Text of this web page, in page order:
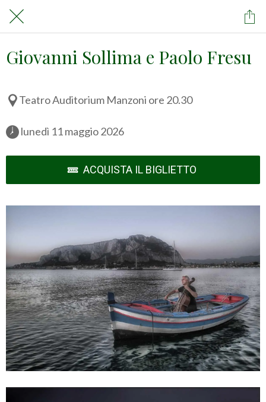
Giovanni Sollima e Paolo Fresu
Teatro Auditorium Manzoni ore 20.30
lunedì 11 maggio 2026
ACQUISTA IL BIGLIETTO